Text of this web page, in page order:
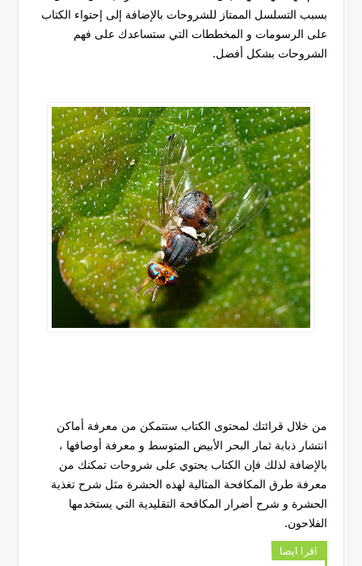
بسبب التسلسل الممتاز للشروحات بالإضافة إلى إحتواء الكتاب
على الرسومات و المخططات التي ستساعدك على فهم
الشروحات بشكل أفضل.
من خلال قرائتك لمحتوى الكتاب ستتمكن من معرفة أماكن
انتشار ذبابة ثمار البحر الأبيض المتوسط و معرفة أوصافها ،
بالإضافة لذلك فإن الكتاب يحتوي على شروحات تمكنك من
معرفة طرق المكافحة المثالية لهذه الحشرة مثل شرح تغذية
الحشرة و شرح أضرار المكافحة التقليدية التي يستخدمها
الفلاحون.
اقرا ايضا